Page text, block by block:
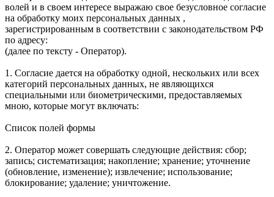
волей и в своем интересе выражаю свое безусловное согласие
на обработку моих персональных данных ,
зарегистрированным в соответствии с законодательством РФ
по адресу:
(далее по тексту - Оператор).
1. Согласие дается на обработку одной, нескольких или всех
категорий персональных данных, не являющихся
специальными или биометрическими, предоставляемых
мною, которые могут включать:
Список полей формы
2. Оператор может совершать следующие действия: сбор;
запись; систематизация; накопление; хранение; уточнение
(обновление, изменение); извлечение; использование;
блокирование; удаление; уничтожение.